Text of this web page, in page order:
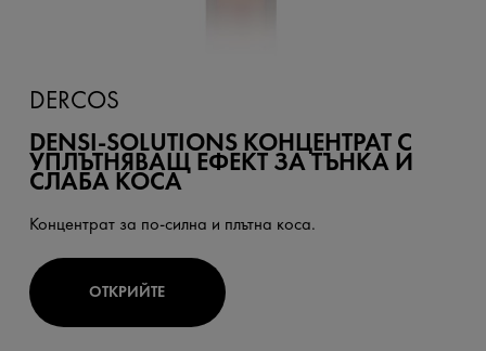
DERCOS
DENSI-SOLUTIONS КОНЦЕНТРАТ С
УПЛЪТНЯВАЩ ЕФЕКТ ЗА ТЪНКА И
СЛАБА КОСА
Концентрат за по-силна и плътна коса.
ОТКРИЙТЕ